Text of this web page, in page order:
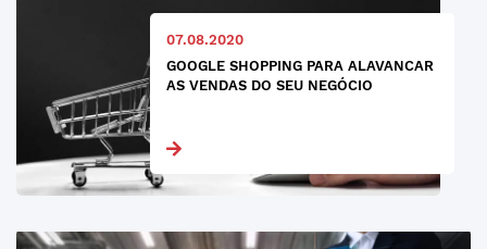
07.08.2020
GOOGLE SHOPPING PARA ALAVANCAR
AS VENDAS DO SEU NEGÓCIO